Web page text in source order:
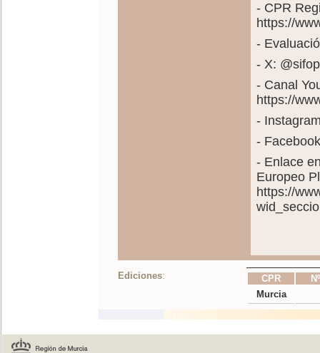
- CPR
https://
-
- X:
- Canal
https://
-
-
- Enlace
Europeo
https://
Ediciones: CPR
Murcia